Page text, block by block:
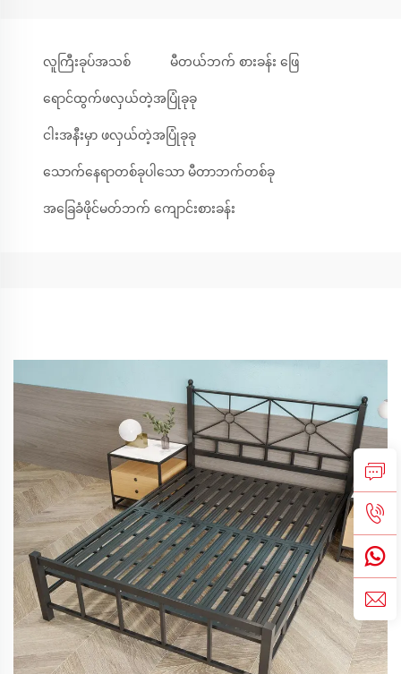
လူကြီးခုပ်အသစ် မီတယ်ဘက် စားခန်း ဖြေ
ရောင်ထွက်ဖလှယ်တဲ့အပြုံခုခု
ငါးအနီးမှာ ဖလှယ်တဲ့အပြုံခုခု
သောက်နေရာတစ်ခုပါသော မီတာဘက်တစ်ခု
အခြေခံဖိုင်မတ်ဘက် ကျောင်းစားခန်း